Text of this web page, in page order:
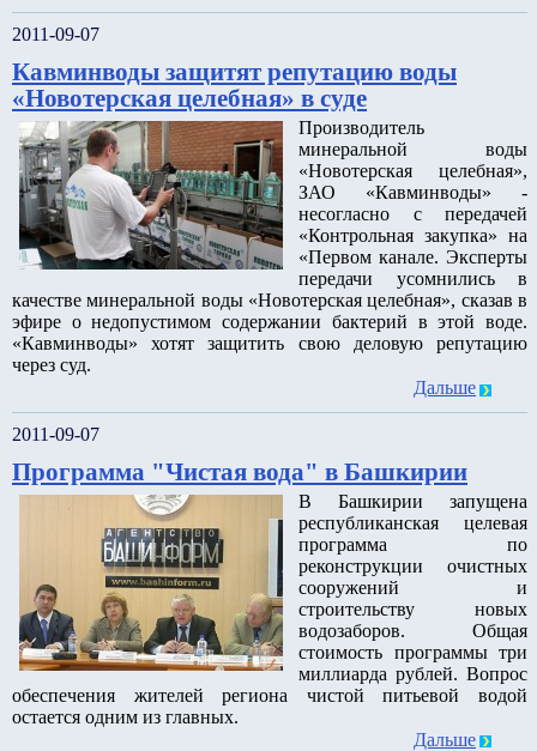
2011-09-07
Кавминводы защитят репутацию воды
«Новотерская целебная» в суде
Производитель
минеральной воды
«Новотерская целебная»,
ЗАО «Кавминводы» -
несогласно с передачей
«Контрольная закупка» на
«Первом канале. Эксперты
передачи усомнились в
качестве минеральной воды «Новотерская целебная», сказав в
эфире о недопустимом содержании бактерий в этой воде.
«Кавминводы» хотят защитить свою деловую репутацию
через суд.
Дальше
2011-09-07
Программа "Чистая вода" в Башкирии
В Башкирии запущена
республиканская целевая
программа по
реконструкции очистных
сооружений и
строительству новых
водозаборов. Общая
стоимость программы три
миллиарда рублей. Вопрос
обеспечения жителей региона чистой питьевой водой
остается одним из главных.
Дальше